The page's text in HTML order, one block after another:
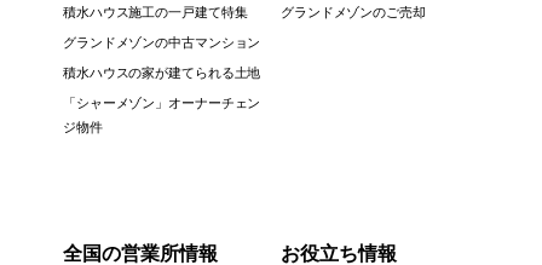
積水ハウス施工の一戸建て特集
グランドメゾンの中古マンション
積水ハウスの家が建てられる土地
「シャーメゾン」オーナーチェン
ジ物件
グランドメゾンのご売却
全国の営業所情報 お役立ち情報